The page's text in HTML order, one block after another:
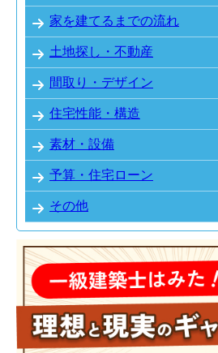
家を建てるまでの流れ
土地探し・不動産
間取り・デザイン
住宅性能・構造
素材・設備
予算・住宅ローン
その他